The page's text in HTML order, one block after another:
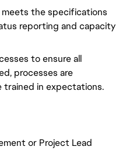
the specifications
reporting and capacity
to ensure all
processes are
in expectations.
or Project Lead